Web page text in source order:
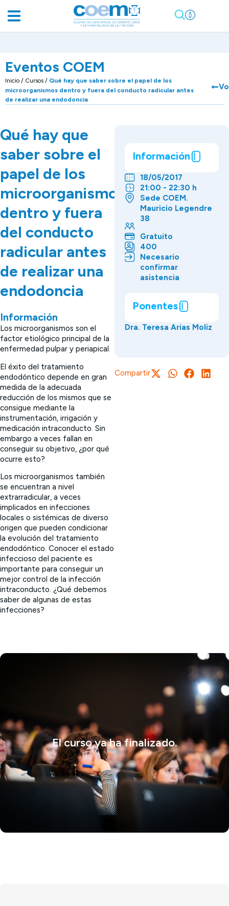
Eventos COEM
Inicio / Cursos / Qué hay que saber sobre el papel de los
microorganismos dentro y fuera del conducto radicular antes
de realizar una endodoncia
Qué hay que
saber sobre el
papel de los
microorganismos
dentro y fuera
del conducto
radicular antes
de realizar una
endodoncia
Información
Los microorganismos son el
factor etiológico principal de la
enfermedad pulpar y periapical.
El éxito del tratamiento
endodóntico depende en gran
medida de la adecuada
reducción de los mismos que se
consigue mediante la
instrumentación, irrigación y
medicación intraconducto. Sin
embargo a veces fallan en
conseguir su objetivo, ¿por qué
ocurre esto?
Los microorganismos también
se encuentran a nivel
extrarradicular, a veces
implicados en infecciones
locales o sistémicas de diverso
origen que pueden condicionar
la evolución del tratamiento
endodóntico. Conocer el estado
infeccioso del paciente es
importante para conseguir un
mejor control de la infección
intraconducto. ¿Qué debemos
saber de algunas de estas
infecciones?
Información
18/05/2017
21:00 - 22:30 h
Sede COEM.
Mauricio Legendre
38
Gratuito
400
Necesario
confirmar
asistencia
Ponentes
Dra. Teresa Arias Moliz
Compartir
El curso ya ha finalizado.